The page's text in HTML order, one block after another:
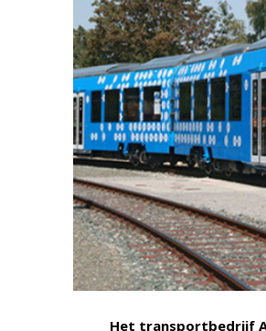
Het transportbedrijf